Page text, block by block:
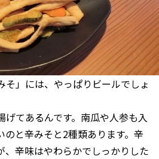
そ」には、やっぱりビールでしょ
げてあるんです。南瓜や人参も入
のと辛みそと2種類あります。辛
、辛味はやわらかでしっかりした